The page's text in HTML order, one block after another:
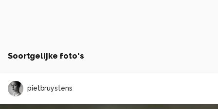
Soortgelijke foto's
pietbruystens